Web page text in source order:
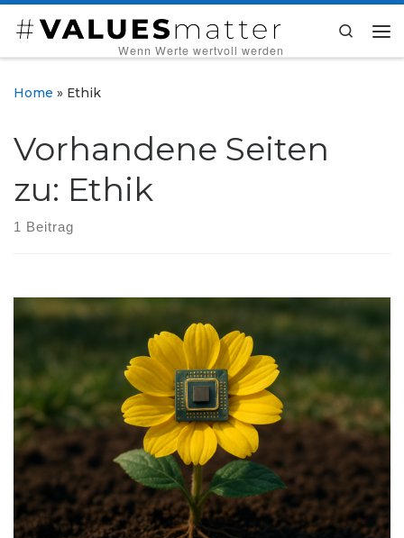
Zum Inhalt springen
‎ ‎ ‎ ‎ ‎ ‎ ‎ ‎ ‎Wenn Werte wertvoll werden
Search
Home » Ethik
Vorhandene Seiten
zu: Ethik
1 Beitrag